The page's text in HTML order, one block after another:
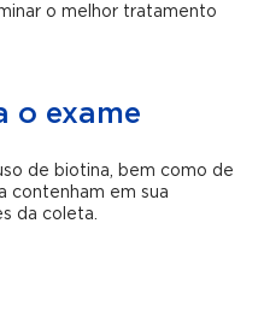
o melhor tratamento
o exame
de biotina, bem como de
contenham em sua
da coleta.